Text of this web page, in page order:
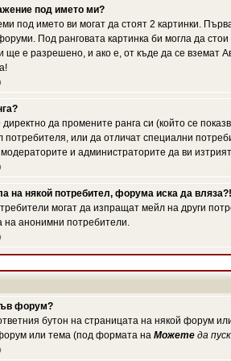
под името ми?
под името ви могат да стоят 2 картинки.
Под ранговата картинка би могла да
ще е разрешено, и ако е, от къде да се вземат
да промените ранга си (който се
потребителя, или да отличат специални
и администраторите да ви
на някой потребител, форума иска да вляза?!
могат да изпращат мейл на други
на анонимни потребители.
форум?
бутон на страницата на някой форум
или тема (под формата на Можете да